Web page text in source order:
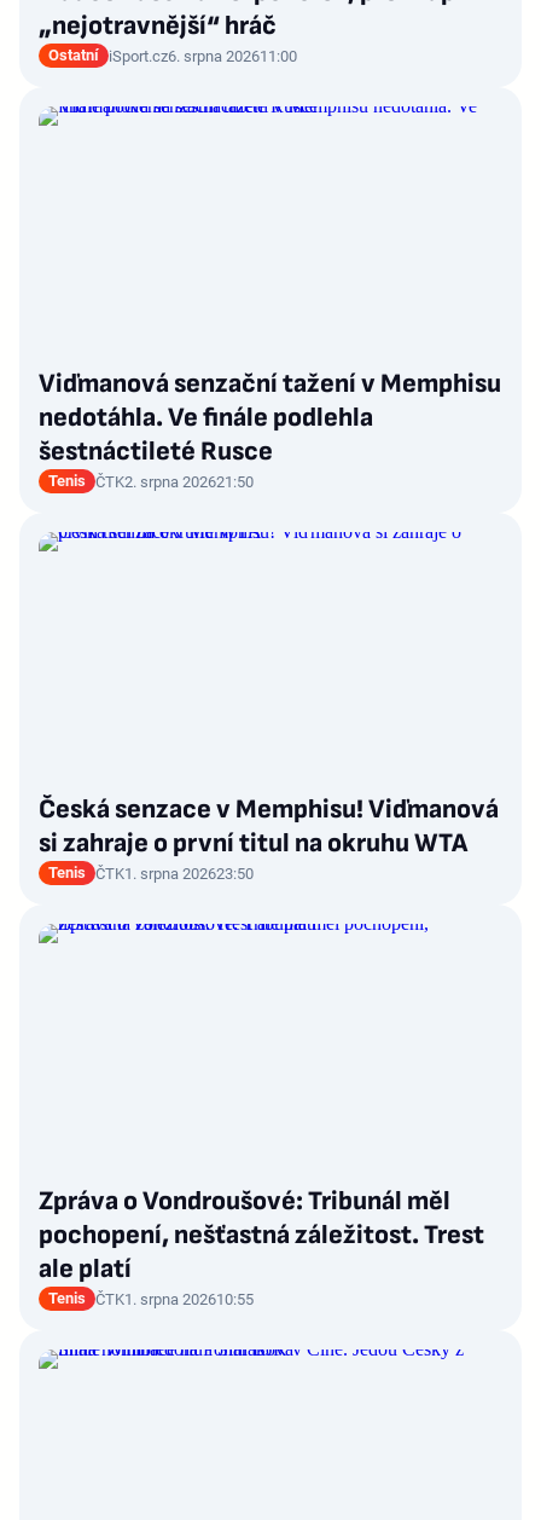
„nejotravnější“ hráč
Ostatní iSport.cz6. srpna 202611:00
Viďmanová senzační tažení v Memphisu
nedotáhla. Ve finále podlehla
šestnáctileté Rusce
Tenis ČTK2. srpna 202621:50
Česká senzace v Memphisu! Viďmanová
si zahraje o první titul na okruhu WTA
Tenis ČTK1. srpna 202623:50
Zpráva o Vondroušové: Tribunál měl
pochopení, nešťastná záležitost. Trest
ale platí
Tenis ČTK1. srpna 202610:55